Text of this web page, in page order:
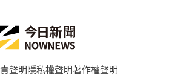
聲明隱私權聲明著作權聲明